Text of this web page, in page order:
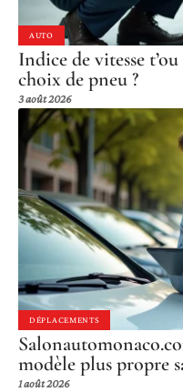
AUTO
Indice de vitesse
choix de pneu ?
3 août 2026
DÉPLACEMENTS
modèle plus propre
1 août 2026